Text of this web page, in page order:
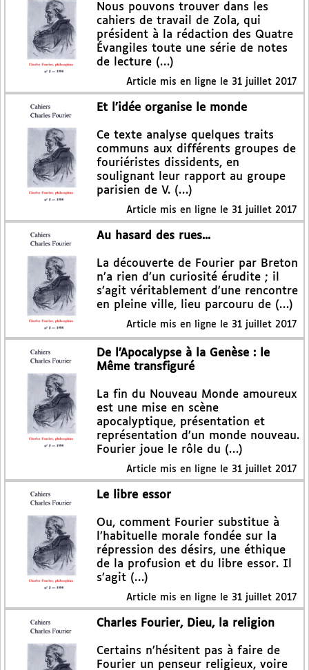
Nous pouvons trouver dans les
cahiers de travail de Zola, qui
président à la rédaction des Quatre
Évangiles toute une série de notes
de lecture (…)
Article mis en ligne le 31 juillet 2017
Et l’idée organise le monde
Ce texte analyse quelques traits
communs aux différents groupes de
fouriéristes dissidents, en
soulignant leur rapport au groupe
parisien de V. (…)
Article mis en ligne le 31 juillet 2017
Au hasard des rues...
La découverte de Fourier par Breton
n’a rien d’un curiosité érudite ; il
s’agit véritablement d’une rencontre
en pleine ville, lieu parcouru de (…)
Article mis en ligne le 31 juillet 2017
De l’Apocalypse à la Genèse : le
Même transfiguré
La fin du Nouveau Monde amoureux
est une mise en scène
apocalyptique, présentation et
représentation d’un monde nouveau.
Fourier joue le rôle du (…)
Article mis en ligne le 31 juillet 2017
Le libre essor
Ou, comment Fourier substitue à
l’habituelle morale fondée sur la
répression des désirs, une éthique
de la profusion et du libre essor. Il
s’agit (…)
Article mis en ligne le 31 juillet 2017
Charles Fourier, Dieu, la religion
Certains n’hésitent pas à faire de
Fourier un penseur religieux, voire